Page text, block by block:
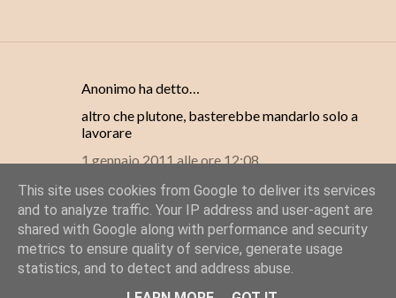
e
n
t
i
Anonimo ha detto…
altro che plutone, basterebbe mandarlo solo a
lavorare
1 gennaio 2011 alle ore 12:08
Posta un commento
Powered by Blogger
This site uses cookies from Google to deliver its services
and to analyze traffic. Your IP address and user-agent are
shared with Google along with performance and security
metrics to ensure quality of service, generate usage
statistics, and to detect and address abuse.